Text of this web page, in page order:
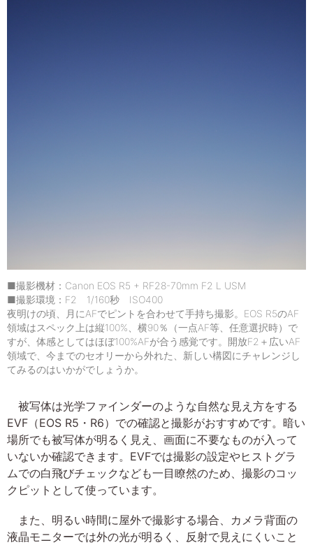
■撮影機材：Canon EOS R5 + RF28-70mm F2 L USM
■撮影環境：F2 1/160秒 ISO400
夜明けの頃、月にAFでピントを合わせて手持ち撮影。EOS R5のAF
領域はスペック上は縦100%、横90％（一点AF等、任意選択時）で
すが、体感としてはほぼ100%AFが合う感覚です。開放F2＋広いAF
領域で、今までのセオリーから外れた、新しい構図にチャレンジし
てみるのはいかがでしょうか。
被写体は光学ファインダーのような自然な見え方をする
EVF（EOS R5・R6）での確認と撮影がおすすめです。暗い
場所でも被写体が明るく見え、画面に不要なものが入って
いないか確認できます。EVFでは撮影の設定やヒストグラ
ムでの白飛びチェックなども一目瞭然のため、撮影のコッ
クピットとして使っています。
また、明るい時間に屋外で撮影する場合、カメラ背面の
液晶モニターでは外の光が明るく、反射で見えにくいこと